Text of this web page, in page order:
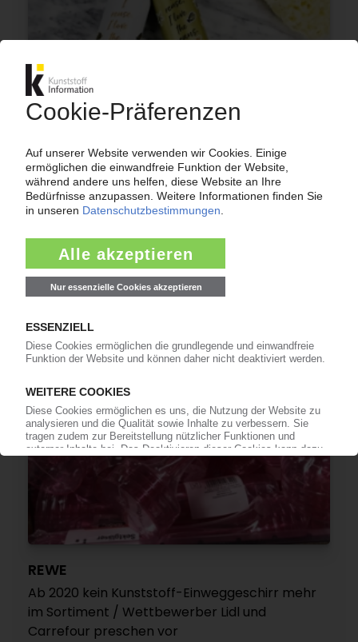
KUNSTSTOFFE UND UMWELT
Weiteres weltweites Unternehmensbündnis
gegen Plastikmüll / Über 20 Großkonzerne
treten der Initiative „Loop" um das Recycling-
Unternehmen TerraCycle bei /
Mehrfachnutzung von Verpackungen
REWE
Ab 2020 kein Kunststoff-Einweggeschirr mehr
im Sortiment / Wettbewerber Lidl und
Carrefour preschen vor